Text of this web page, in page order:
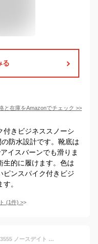
る
と在庫をAmazonでチェック >>
付きビジネススノーシ
防水設計です。靴底は
イスバーンでも滑りま
生的に履けます。色は
ピンスパイク付きビジ
。
(1件) >
スノーシューズ メンズ North Date 3555 ノースデイト ショートブーツ スノーブーツ ビジネスシューズ ウィンター 冬 雪道 凍結路面 防寒 防水 Wグリップスパイク 内側ファスナー ガセット付き 防滑ソール 幅広 4E EEEE 男性 紳士 通勤 仕事履き オフィス履き